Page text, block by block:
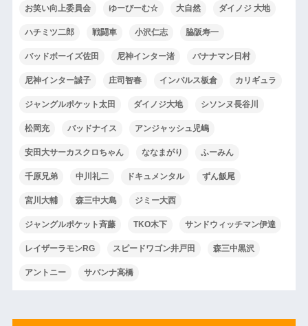
お笑い向上委員会 ゆーびーむ☆ 大自然 ダイノジ 大地
ハチミツ二郎 戦闘車 小沢仁志 脇阪寿一
バッドボーイズ佐田 尼神インター渚 バナナマン日村
尼神インター誠子 庄司智春 インパルス板倉 カリギュラ
ジャングルポケット太田 ダイノジ大地 シソンヌ長谷川
松岡充 バッドナイス アンジャッシュ児嶋
安田大サーカスクロちゃん ななまがり ふーみん
千原兄弟 中川礼二 ドキュメンタル ずん飯尾
宮川大輔 森三中大島 ジミー大西
ジャングルポケット斉藤 TKO木下 サンドウィッチマン伊達
レイザーラモンRG スピードワゴン井戸田 森三中黒沢
アントニー サバンナ高橋